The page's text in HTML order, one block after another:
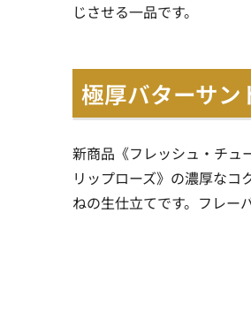
じさせる一品です。
極厚バターサン
新商品《フレッシュ・チュ
リップローズ》の濃厚な
ねの生仕立てです。フレー